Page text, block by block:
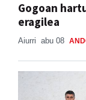
Gogoan
eragilea
Aiurri abu 08